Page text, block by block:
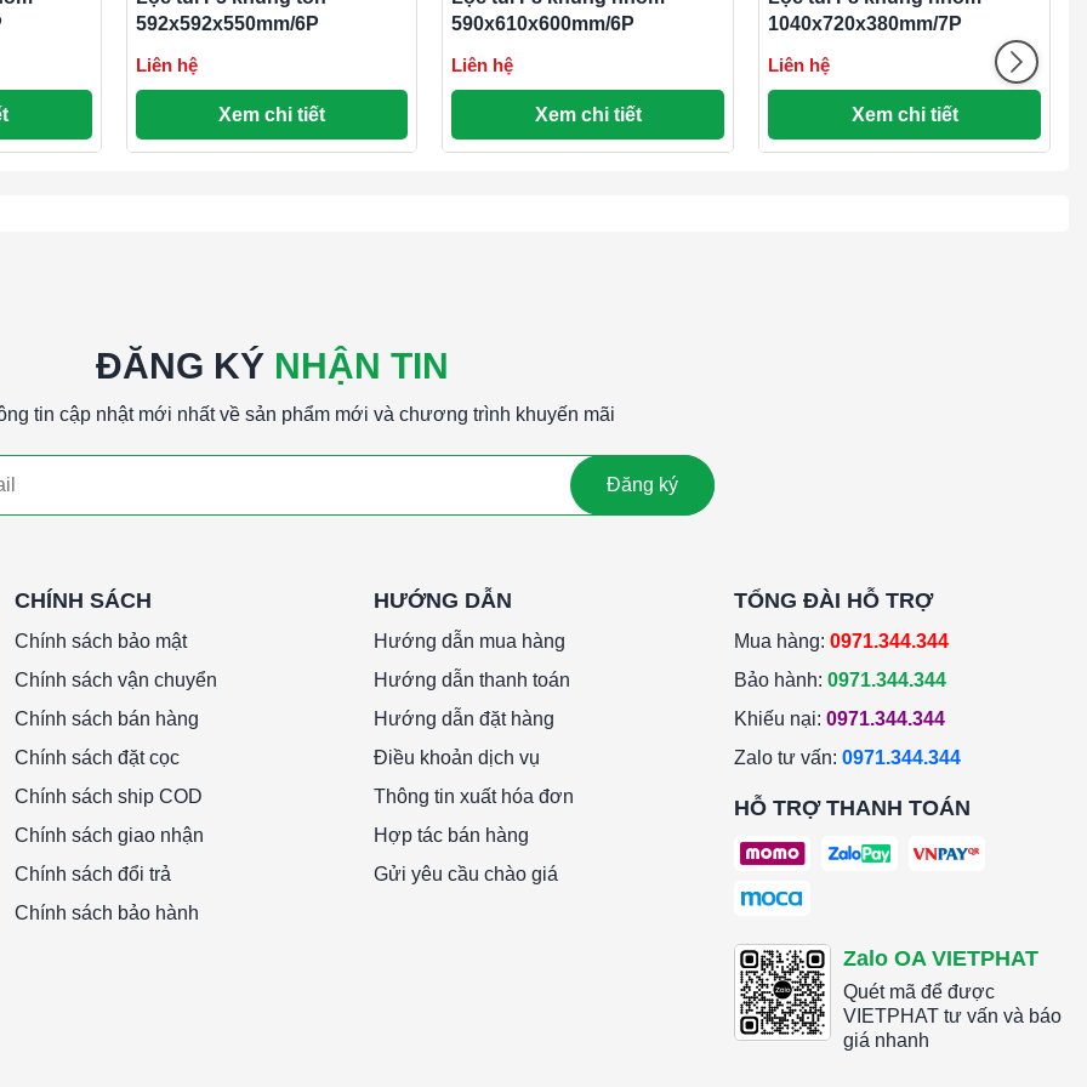
nhôm 592x592x292mm/6PLọc túi F9
592x592x550mm/6P
Liên hệ
Xem chi tiết
590x610x600mm/6P
Liên hệ
Xem chi tiết
1040x720x380mm/7P
Liên hệ
Xem chi tiết
ĐĂNG KÝ NHẬN TIN
tin cập nhật mới nhất về sản phẩm mới và chương trình khuyến mãi
Đăng ký
CHÍNH SÁCH
Chính sách bảo mật
Chính sách vận chuyển
Chính sách bán hàng
Chính sách đặt cọc
Chính sách ship COD
Chính sách giao nhận
Chính sách đổi trả
Chính sách bảo hành
HƯỚNG DẪN
Hướng dẫn mua hàng
Hướng dẫn thanh toán
Hướng dẫn đặt hàng
Điều khoản dịch vụ
Thông tin xuất hóa đơn
Hợp tác bán hàng
Gửi yêu cầu chào giá
TỔNG ĐÀI HỖ TRỢ
Mua hàng: 0971.344.344
Bảo hành: 0971.344.344
Khiếu nại: 0971.344.344
Zalo tư vấn: 0971.344.344
HỖ TRỢ THANH TOÁN
Zalo OA VIETPHAT
Quét mã để được
VIETPHAT tư vấn và báo
giá nhanh